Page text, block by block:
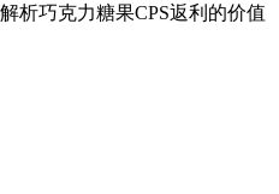
析巧克力糖果CPS返利的价值